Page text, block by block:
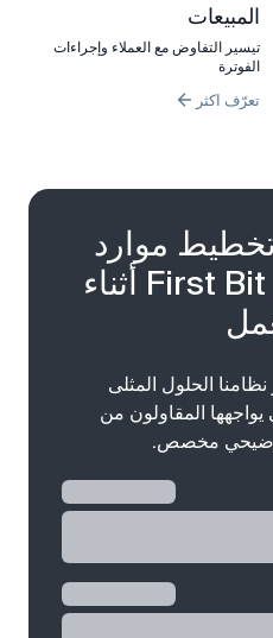
المبيعات
تيسير التفاوض مع العملاء وإجراءات
الفوترة
تعرّف اكثر
موارد
الشركات من First Bit أثناء
الحلول المثلى
يواجهها المقاولون من
مخصص.